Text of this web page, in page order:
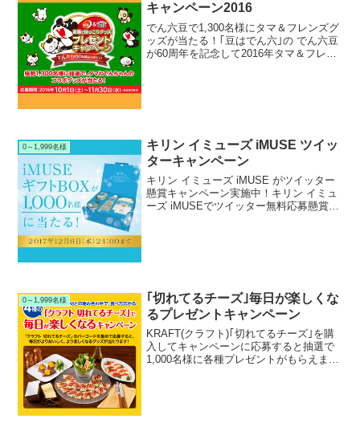
キャンペーン2016
でん六豆で1,300名様にタマ＆フレンズグ
ッズが当たる！｢豆はでん六｣の でん六豆
が60周年を記念して2016年タマ＆フレン
0～1,999名様
キリン イミューズ iMUSE ツイッ
ターキャンペーン
キリン イミューズ iMUSE がツイッター
懸賞キャンペーン実施中！キリン イミュ
ーズ iMUSEでツイッター無料応募懸賞キ
0～1,999名様
｢切れてるチーズ｣毎日が楽しくな
るプレゼントキャンペーン
KRAFT(クラフト)｢切れてるチーズ｣を購
入してキャンペーンに応募すると抽選で
1,000名様に各種プレゼントがもらえま